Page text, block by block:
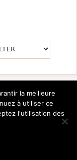
Littérature -
la meilleure
à utiliser ce
l'utilisation des